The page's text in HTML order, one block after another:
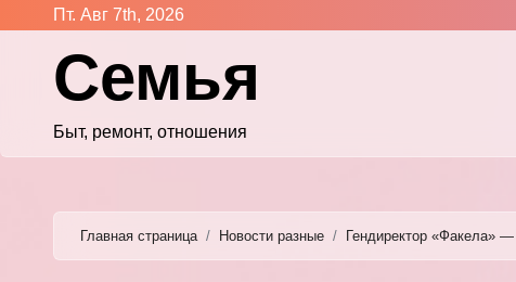
Перейти
содержимому
Пт. Авг 7th, 2026
Семья
Быт, ремонт, отношения
Главная страница Новости разные Гендиректор «Факела»